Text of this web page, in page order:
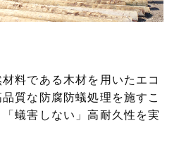
料である木材を用いたエコ
質な防腐防蟻処理を施すこ
蟻害しない」高耐久性を実